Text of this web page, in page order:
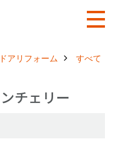
アリフォーム すべて
チェリー